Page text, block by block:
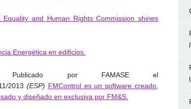
Equality and Human Rights Commission shines
Energética en edificios.
por FAMASE el
2013 (ESP) FMControl es un software creado,
y diseñado en exclusiva por FM&S.